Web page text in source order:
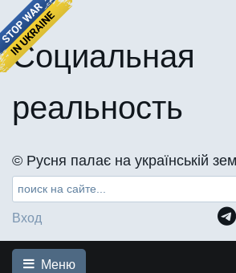
Социальная
реальность
©️ Русня палає на українській
Вход
Меню